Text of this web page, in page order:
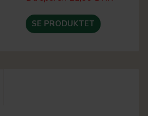
SE PRODUKTET